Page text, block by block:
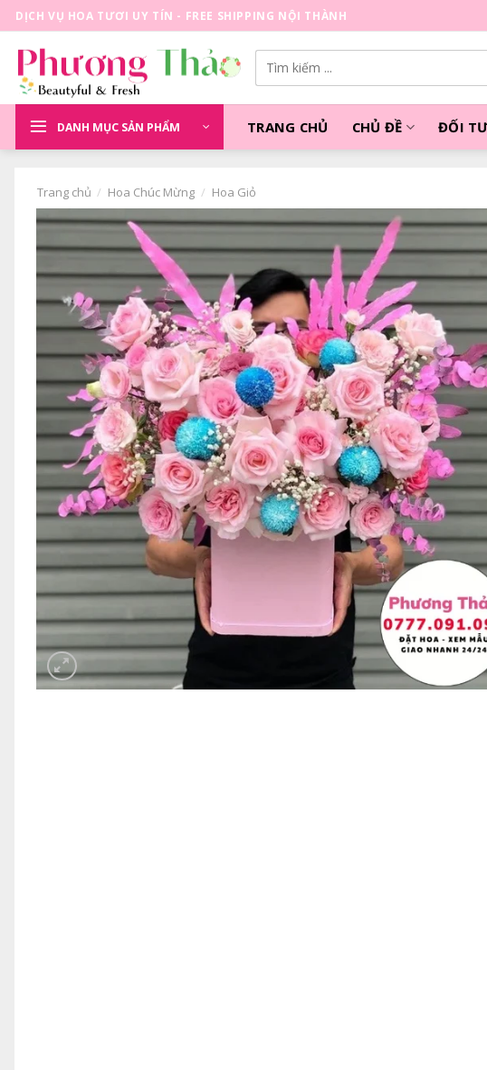
Skip
to
content
DỊCH VỤ HOA TƯƠI UY TÍN - FREE SHIPPING NỘI THÀNH
kiếm:
DANH MỤC SẢN PHẨM TRANG CHỦ CHỦ ĐỀ ĐỐI
Trang chủ / Hoa Chúc Mừng / Hoa Giỏ